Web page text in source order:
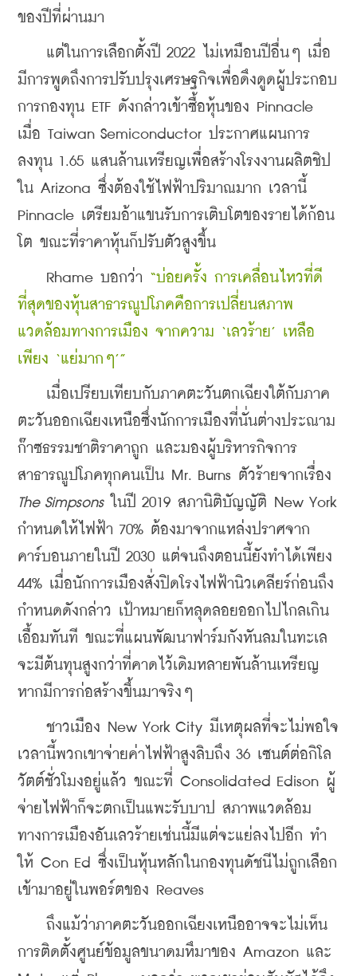
ของปีที่ผ่านมา
แต่ในการเลือกตั้งปี 2022 ไม่เหมือนปีอื่นๆ เมื่อ
มีการพูดถึงการปรับปรุงเศรษฐกิจเพื่อดึงดูดผู้ประกอบ
การกองทุน ETF ดังกล่าวเข้าซื้อหุ้นของ Pinnacle
เมื่อ Taiwan Semiconductor ประกาศแผนการ
ลงทุน 1.65 แสนล้านเหรียญเพื่อสร้างโรงงานผลิตชิป
ใน Arizona ซึ่งต้องใช้ไฟฟ้าปริมาณมาก เวลานี้
Pinnacle เตรียมอ้าแขนรับการเติบโตของรายได้ก้อน
โต ขณะที่ราคาหุ้นก็ปรับตัวสูงขึ้น
Rhame บอกว่า “บ่อยครั้ง การเคลื่อนไหวที่ดี
ที่สุดของหุ้นสาธารณูปโภคคือการเปลี่ยนสภาพ
แวดล้อมทางการเมือง จากความ ‘เลวร้าย’ เหลือ
เพียง ‘แย่มากๆ’”
เมื่อเปรียบเทียบกับภาคตะวันตกเฉียงใต้กับภาค
ตะวันออกเฉียงเหนือซึ่งนักการเมืองที่นั่นต่างประณาม
ก๊าซธรรมชาติราคาถูก และมองผู้บริหารกิจการ
The Simpsons ในปี 2019 สภานิติบัญญัติ New York
กําหนดให้ไฟฟ้า 70% ต้องมาจากแหล่งปราศจาก
คาร์บอนภายในปี 2030 แต่จนถึงตอนนี้ยังทําได้เพียง
44% เมื่อนักการเมืองสั่งปิดโรงไฟฟ้านิวเคลียร์ก่อนถึง
กําหนดดังกล่าว เป้าหมายก็หลุดลอยออกไปไกลเกิน
เอื้อมทันที ขณะที่แผนพัฒนาฟาร์มกังหันลมในทะเล
จะมีต้นทุนสูงกว่าที่คาดไว้เดิมหลายพันล้านเหรียญ
หากมีการก่อสร้างขึ้นมาจริงๆ
ชาวเมือง New York City มีเหตุผลที่จะไม่พอใจ
เวลานี้พวกเขาจ่ายค่าไฟฟ้าสูงลิบถึง 36 เซนต์ต่อกิโล
วัตต์ชั่วโมงอยู่แล้ว ขณะที่ Consolidated Edison ผู้
จ่ายไฟฟ้าก็จะตกเป็นแพะรับบาป สภาพแวดล้อม
ทางการเมืองอันเลวร้ายเช่นนี้มีแต่จะแย่ลงไปอีก ทํา
ให้ Con Ed ซึ่งเป็นหุ้นหลักในกองทุนดัชนีไม่ถูกเลือก
เข้ามาอยู่ในพอร์ตของ Reaves
ถึงแม้ว่าภาคตะวันออกเฉียงเหนืออาจจะไม่เห็น
การติดตั้งศูนย์ข้อมูลขนาดมหึมาของ Amazon และ